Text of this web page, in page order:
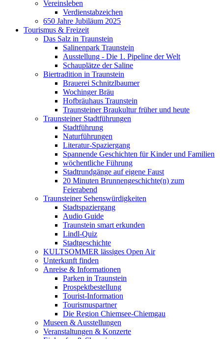
Vereinsleben
Verdienstabzeichen
650 Jahre Jubiläum 2025
Tourismus & Freizeit
Das Salz in Traunstein
Salinenpark Traunstein
Ausstellung - Die 1. Pipeline der Welt
Schauplätze der Saline
Biertradition in Traunstein
Brauerei Schnitzlbaumer
Wochinger Bräu
Hofbräuhaus Traunstein
Traunsteiner Braukultur früher und heute
Traunsteiner Stadtführungen
Stadtführung
Naturführungen
Literatur-Spaziergang
Spannende Geschichten für Kinder und Familien
wöchentliche Führung
Stadtrundgänge auf eigene Faust
20 Minuten Brunnengeschichte(n) zum
Feierabend
Traunsteiner Sehenswürdigkeiten
Stadtspaziergang
Audio Guide
Traunstein smart erkunden
Lindl-Quiz
Stadtgeschichte
KULTSOMMER lässiges Open Air
Unterkunft finden
Anreise & Informationen
Parken in Traunstein
Prospektbestellung
Tourist-Information
Tourismuspartner
Die Region Chiemsee-Chiemgau
Museen & Ausstellungen
Veranstaltungen & Konzerte